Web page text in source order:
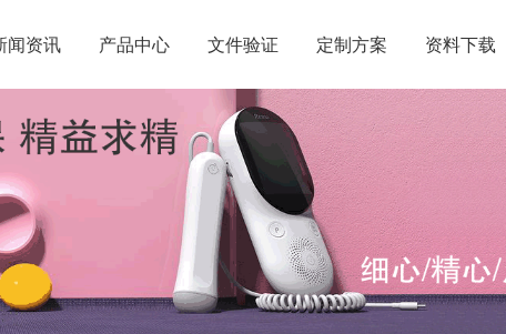
闻资讯 产品中心 文件验证 定制方案 资料下载